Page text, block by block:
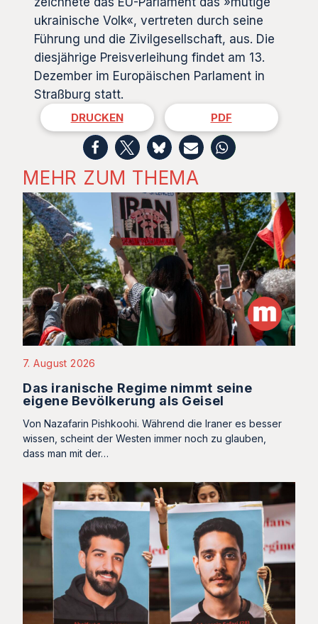
ukrainische Volk«, vertreten durch seine
Führung und die Zivilgesellschaft, aus. Die
diesjährige Preisverleihung findet am 13.
Dezember im Europäischen Parlament in
Straßburg statt.
DRUCKEN PDF
MEHR ZUM THEMA
7. August 2026
Das iranische Regime nimmt seine
eigene Bevölkerung als Geisel
Von Nazafarin Pishkoohi. Während die Iraner es besser
wissen, scheint der Westen immer noch zu glauben,
dass man mit der…